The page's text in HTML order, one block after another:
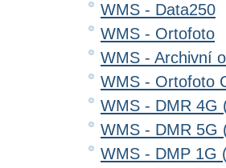
WMS - Data250
WMS - Ortofoto
WMS - Archivní
WMS - Ortofoto
WMS - DMR 4G
WMS - DMR 5G
WMS - DMP 1G